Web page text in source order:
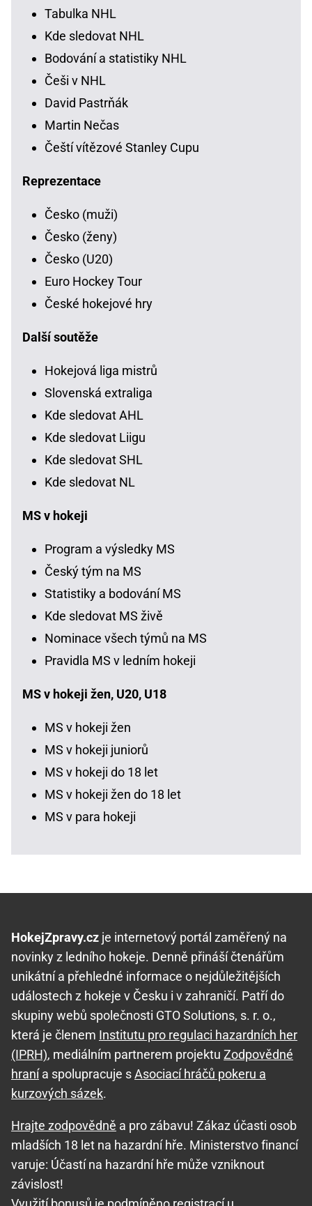
Tabulka NHL
Kde sledovat NHL
Bodování a statistiky NHL
Češi v NHL
David Pastrňák
Martin Nečas
Čeští vítězové Stanley Cupu
Reprezentace
Česko (muži)
Česko (ženy)
Česko (U20)
Euro Hockey Tour
České hokejové hry
Další soutěže
Hokejová liga mistrů
Slovenská extraliga
Kde sledovat AHL
Kde sledovat Liigu
Kde sledovat SHL
Kde sledovat NL
MS v hokeji
Program a výsledky MS
Český tým na MS
Statistiky a bodování MS
Kde sledovat MS živě
Nominace všech týmů na MS
Pravidla MS v ledním hokeji
MS v hokeji žen, U20, U18
MS v hokeji žen
MS v hokeji juniorů
MS v hokeji do 18 let
MS v hokeji žen do 18 let
MS v para hokeji
HokejZpravy.cz je internetový portál zaměřený na
novinky z ledního hokeje. Denně přináší čtenářům
unikátní a přehledné informace o nejdůležitějších
událostech z hokeje v Česku i v zahraničí. Patří do
skupiny webů společnosti GTO Solutions, s. r. o.,
která je členem Institutu pro regulaci hazardních her
(IPRH), mediálním partnerem projektu Zodpovědné
hranía spolupracuje sAsociací hráčů pokeru a
kurzových sázek.
Hrajte zodpovědně a pro zábavu! Zákaz účasti osob
mladších 18 let na hazardní hře. Ministerstvo financí
varuje: Účastí na hazardní hře může vzniknout
závislost!